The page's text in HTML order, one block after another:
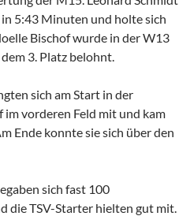
5:43 Minuten und holte sich
Bischof wurde in der W13
3. Platz belohnt.
sich am Start in der
vorderen Feld mit und kam
Ende konnte sie sich über den
sich fast 100
die TSV-Starter hielten gut mit.